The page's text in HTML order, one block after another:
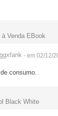
Venda EBook
- em 02/12/
consumo.
Black White